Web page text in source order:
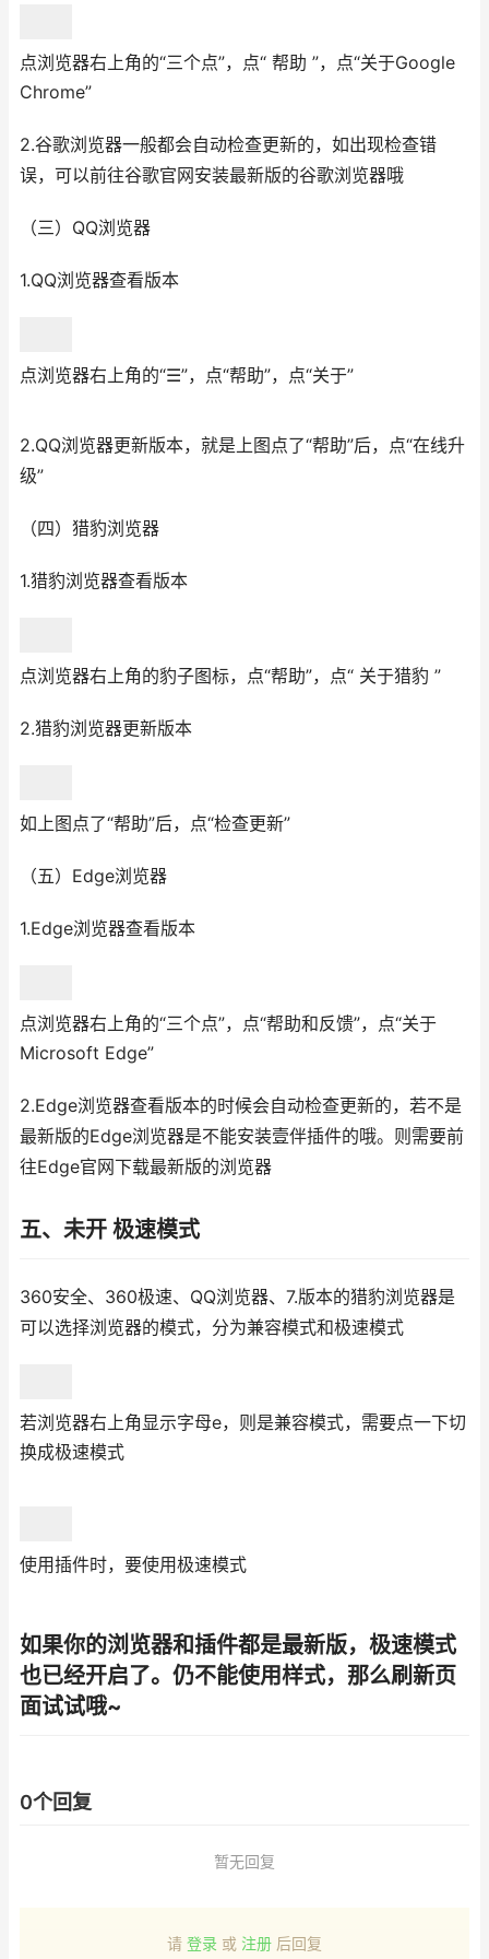
点浏览器右上角的“三个点”，点“ 帮助 ”，点“关于Google
Chrome”
2.谷歌浏览器一般都会自动检查更新的，如出现检查错
误，可以前往谷歌官网安装最新版的谷歌浏览器哦
（三）QQ浏览器
1.QQ浏览器查看版本
点浏览器右上角的“☰”，点“帮助”，点“关于”
2.QQ浏览器更新版本，就是上图点了“帮助”后，点“在线升
级”
（四）猎豹浏览器
1.猎豹浏览器查看版本
点浏览器右上角的豹子图标，点“帮助”，点“ 关于猎豹 ”
2.猎豹浏览器更新版本
如上图点了“帮助”后，点“检查更新”
（五）Edge浏览器
1.Edge浏览器查看版本
点浏览器右上角的“三个点”，点“帮助和反馈”，点“关于
Microsoft Edge”
2.Edge浏览器查看版本的时候会自动检查更新的，若不是
最新版的Edge浏览器是不能安装壹伴插件的哦。则需要前
往Edge官网下载最新版的浏览器
五、未开 极速模式
360安全、360极速、QQ浏览器、7.版本的猎豹浏览器是
可以选择浏览器的模式，分为兼容模式和极速模式
若浏览器右上角显示字母e，则是兼容模式，需要点一下切
换成极速模式
使用插件时，要使用极速模式
如果你的浏览器和插件都是最新版，极速模式
也已经开启了。仍不能使用样式，那么刷新页
面试试哦~
0个回复
暂无回复
请 登录 或 注册 后回复